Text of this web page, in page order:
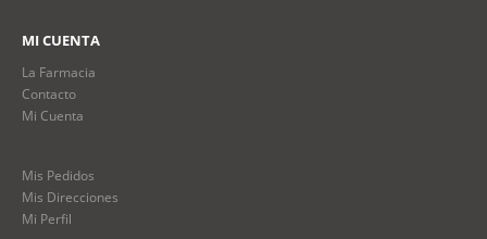
MI CUENTA
La Farmacia
Contacto
Mi Cuenta
Mis Pedidos
Mis Direcciones
Mi Perfil